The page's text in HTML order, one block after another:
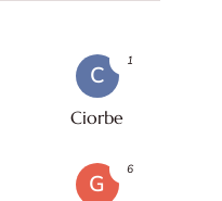
C
Ciorbe
1
G
6